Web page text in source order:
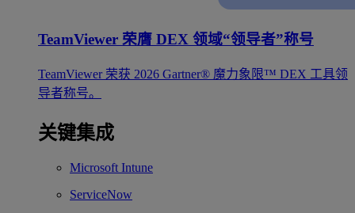
TeamViewer 荣膺 DEX 领域“领导者”称号
TeamViewer 荣获 2026 Gartner® 魔力象限™ DEX 工具领
导者称号。
关键集成
Microsoft Intune
ServiceNow